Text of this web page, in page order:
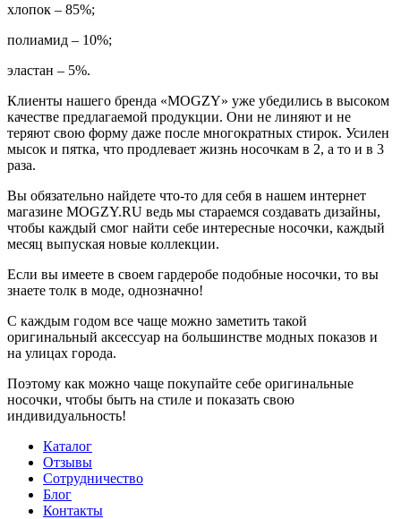
хлопок – 85%;
полиамид – 10%;
эластан – 5%.
Клиенты нашего бренда «MOGZY» уже убедились в высоком
качестве предлагаемой продукции. Они не линяют и не
теряют свою форму даже после многократных стирок. Усилен
мысок и пятка, что продлевает жизнь носочкам в 2, а то и в 3
раза.
Вы обязательно найдете что-то для себя в нашем интернет
магазине MOGZY.RU ведь мы стараемся создавать дизайны,
чтобы каждый смог найти себе интересные носочки, каждый
месяц выпуская новые коллекции.
Если вы имеете в своем гардеробе подобные носочки, то вы
знаете толк в моде, однозначно!
С каждым годом все чаще можно заметить такой
оригинальный аксессуар на большинстве модных показов и
на улицах города.
Поэтому как можно чаще покупайте себе оригинальные
носочки, чтобы быть на стиле и показать свою
индивидуальность!
Каталог
Отзывы
Сотрудничество
Блог
Контакты